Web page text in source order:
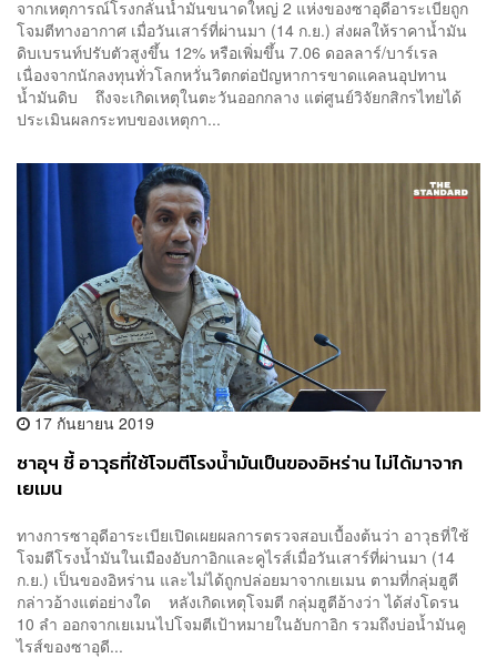
จากเหตุการณ์โรงกลั่นน้ำมันขนาดใหญ่ 2 แห่งของซาอุดีอาระเบียถูก
โจมตีทางอากาศ เมื่อวันเสาร์ที่ผ่านมา (14 ก.ย.) ส่งผลให้ราคาน้ำมัน
ดิบเบรนท์ปรับตัวสูงขึ้น 12% หรือเพิ่มขึ้น 7.06 ดอลลาร์/บาร์เรล
เนื่องจากนักลงทุนทั่วโลกหวั่นวิตกต่อปัญหาการขาดแคลนอุปทาน
น้ำมันดิบ ถึงจะเกิดเหตุในตะวันออกกลาง แต่ศูนย์วิจัยกสิกรไทยได้
ประเมินผลกระทบของเหตุกา...
17 กันยายน 2019
ซาอุฯ ชี้ อาวุธที่ใช้โจมตีโรงน้ำมันเป็นของอิหร่าน ไม่ได้มาจาก
เยเมน
ทางการซาอุดีอาระเบียเปิดเผยผลการตรวจสอบเบื้องต้นว่า อาวุธที่ใช้
โจมตีโรงน้ำมันในเมืองอับกาอิกและคูไรส์เมื่อวันเสาร์ที่ผ่านมา (14
ก.ย.) เป็นของอิหร่าน และไม่ได้ถูกปล่อยมาจากเยเมน ตามที่กลุ่มฮูตี
กล่าวอ้างแต่อย่างใด หลังเกิดเหตุโจมตี กลุ่มฮูตีอ้างว่า ได้ส่งโดรน
10 ลำ ออกจากเยเมนไปโจมตีเป้าหมายในอับกาอิก รวมถึงบ่อน้ำมันคู
ไรส์ของซาอุดี...